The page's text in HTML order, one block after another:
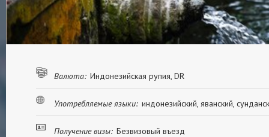
Валюта: Индонезийская рупия, DR
Употребляемые языки: индонезийский, яванский,
Получение визы: Безвизовый въезд